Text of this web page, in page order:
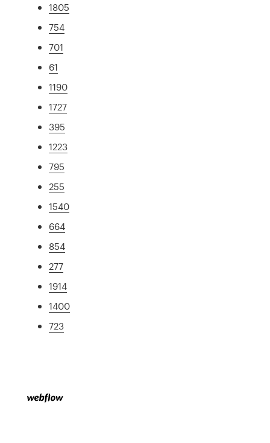
1805
754
701
61
1190
1727
395
1223
795
255
1540
664
854
277
1914
1400
723